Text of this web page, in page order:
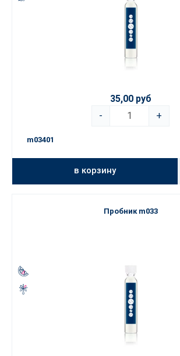
35,00 руб
-
+
m03401
в корзину
Пробник m033